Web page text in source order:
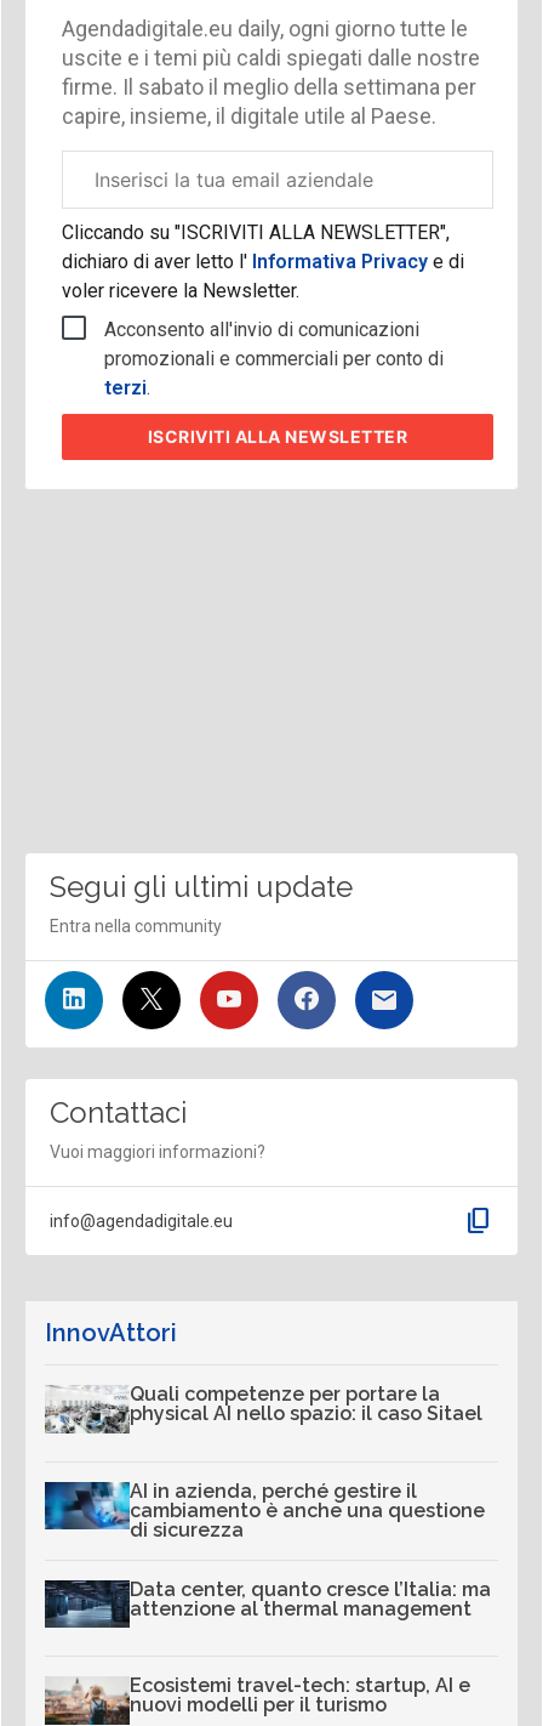
Agendadigitale.eu daily, ogni giorno tutte le
uscite e i temi più caldi spiegati dalle nostre
firme. Il sabato il meglio della settimana per
capire, insieme, il digitale utile al Paese.
aziendale
Cliccando su "ISCRIVITI ALLA NEWSLETTER",
dichiaro di aver letto l'Informativa Privacy e di
voler ricevere la Newsletter.
Acconsento all'invio di comunicazioni
promozionali e commerciali per conto di
terzi.
ISCRIVITI ALLA NEWSLETTER
Segui gli ultimi update
Entra nella community
Contattaci
Vuoi maggiori informazioni?
info@agendadigitale.eu content_copy
InnovAttori
Quali competenze per portare la
physical AI nello spazio: il caso Sitael
AI in azienda, perché gestire il
cambiamento è anche una questione
di sicurezza
Data center, quanto cresce l’Italia: ma
attenzione al thermal management
Ecosistemi travel-tech: startup, AI e
nuovi modelli per il turismo